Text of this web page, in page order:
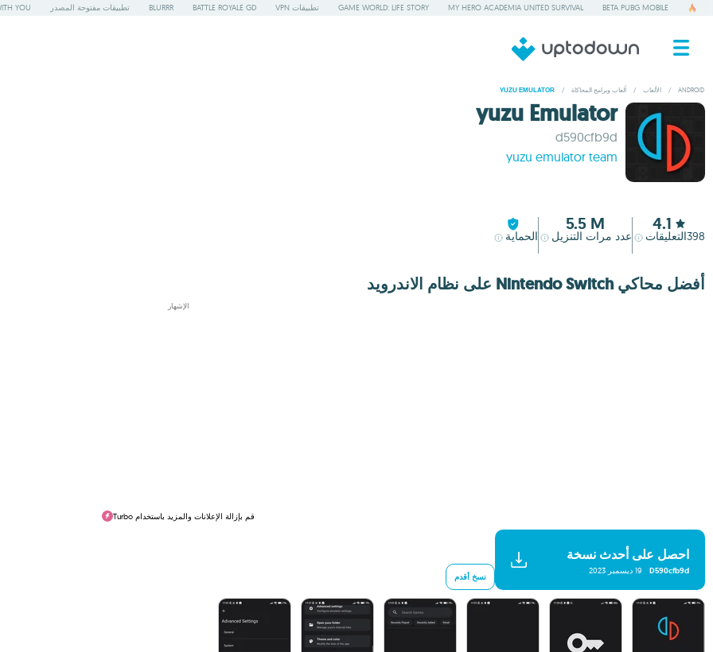
BETA PUBG MOBILE
MY HERO ACADEMIA UNITED SURVIVAL
GAME WORLD: LIFE STORY تطبيقات VPN BATTLE ROYALE GD
BLURRR تطبيقات مفتوحة المصدر YOU
ANDROID
/ الألعاب / ألعاب وبرامج المحاكاة /
YUZU EMULATOR
yuzu Emulator
d590cfb9d
yuzu emulator team
4.1
398التعليقات
5.5 M
عدد مرات التنزيل الحماية
أفضل محاكي Nintendo Switch على نظام الاندرويد
الإشهار
قم بإزالة الإعلانات والمزيد باستخدام Turbo
احصل على أحدث نسخة
D590cfb9d 19 ديسمبر 2023
نسخ أقدم